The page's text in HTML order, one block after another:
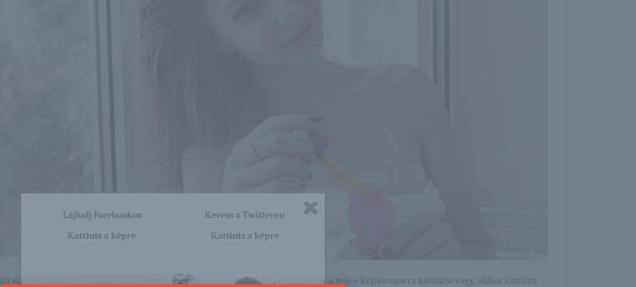
Itt nagyon sok olyan lány van, aki cseppet sem szégyenlős. Ha ennek a lánynak a teljes képsorozatra kíváncsi vagy, akkor kattints
Lájkolj Facebookon
Kattints a képre
Keress a Twitteren
Kattints a képre